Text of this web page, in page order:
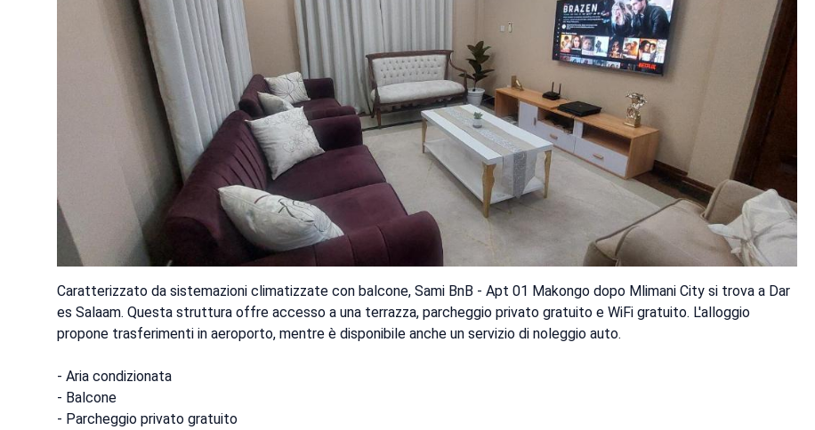
Caratterizzato da sistemazioni climatizzate con balcone, Sami BnB - Apt 01 Makongo dopo Mlimani City si trova a Dar
es Salaam. Questa struttura offre accesso a una terrazza, parcheggio privato gratuito e WiFi gratuito. L'alloggio
propone trasferimenti in aeroporto, mentre è disponibile anche un servizio di noleggio auto.
- Aria condizionata
- Balcone
- Parcheggio privato gratuito